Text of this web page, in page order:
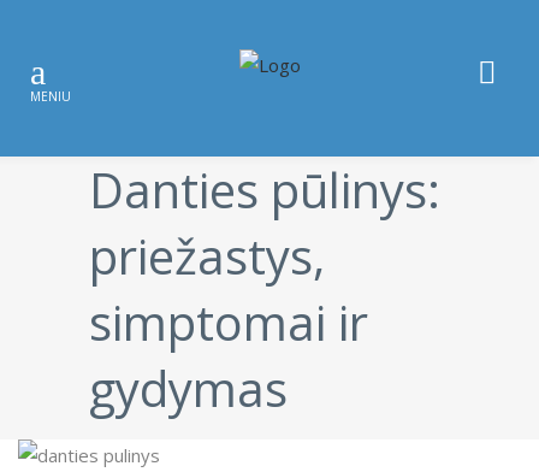
Danties pūlinys:
priežastys,
simptomai ir
gydymas